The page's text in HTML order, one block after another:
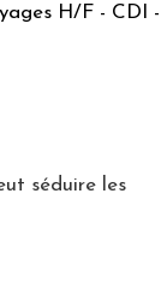
H/F - CDI -
séduire les